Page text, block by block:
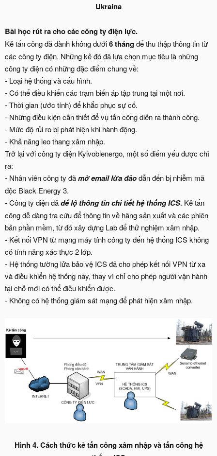
Ukraina
Bài học rút ra cho các công ty điện lực.
Kẻ tấn công đã dành không dưới6 thángđể thu thập thông tin từ
các công ty điện. Những kẻ đó đã lựa chọn mục tiêu là những
công ty điện có những đặc điểm chung về:
- Loại hệ thống và cấu hình.
- Có thể điều khiển các trạm biến áp tập trung tại một nơi.
- Thời gian (ước tính) để khắc phục sự cố.
- Những điều kiện cần thiết để vụ tấn công diễn ra thành công.
- Mức độ rủi ro bị phát hiện khi hành động.
- Khả năng leo thang xâm nhập.
Trở lại với công ty điện Kyivoblenergo, một số điểm yếu được chỉ
ra:
- Nhân viên công ty đãmở email lừa đảodẫn đến bị nhiễm mã
độc Black Energy 3.
- Công ty điện đãđể lộ thông tin chi tiết hệ thống ICS. Kẻ tấn
công dễ dàng tra cứu để thông tin về hãng sản xuất và các phiên
bản phần mềm, từ đó xây dựng Lab để thử nghiệm xâm nhập.
- Kết nối VPN từ mạng máy tính công ty đến hệ thống ICS không
có tính năng xác thực 2 lớp.
- Hệ thống tường lửa bảo vệ ICS đã cho phép kết nối VPN từ xa
và điều khiển hệ thống này, thay vì chỉ cho phép người vận hành
tại chỗ mới có thể điều khiển được.
- Không có hệ thống giám sát mạng để phát hiện xâm nhập.
Hình 4. Cách thức kẻ tấn công xâm nhập và tấn công hệ